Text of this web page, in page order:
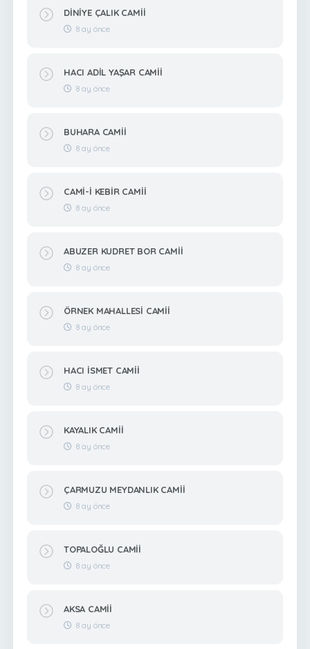
DİNİYE ÇALIK CAMİİ
8 ay önce
HACI ADİL YAŞAR CAMİİ
8 ay önce
BUHARA CAMİİ
8 ay önce
CAMİ-İ KEBİR CAMİİ
8 ay önce
ABUZER KUDRET BOR CAMİİ
8 ay önce
ÖRNEK MAHALLESİ CAMİİ
8 ay önce
HACI İSMET CAMİİ
8 ay önce
KAYALIK CAMİİ
8 ay önce
ÇARMUZU MEYDANLIK CAMİİ
8 ay önce
TOPALOĞLU CAMİİ
8 ay önce
AKSA CAMİİ
8 ay önce